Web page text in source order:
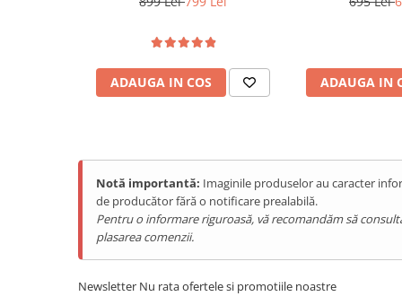
Hrănitoare Inteligente
Accesorii Litiere
ALTI PRODUCATORI
Produse Ulefone
Tablete Ulefone
ADAUGA IN COS ADAUGA IN
Notă importantă: Imaginile produselor au caracter
de producător fără o notificare prealabilă.
Pentru o informare riguroasă, vă recomandăm să
plasarea comenzii.
Newsletter Nu rata ofertele si promotiile noastre